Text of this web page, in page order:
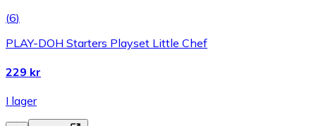
(6)
PLAY-DOH Starters Playset Little Chef
229 kr
I lager